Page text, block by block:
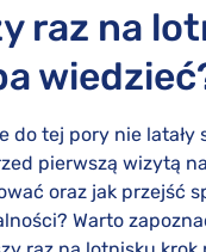
raz na
do tej pory nie latały
pierwszą wizytą
oraz jak przejść
Warto